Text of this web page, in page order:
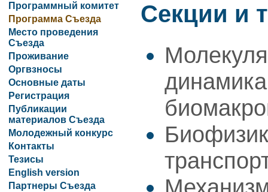
Программный комитет
Программа Съезда
Место проведения
Съезда
Проживание
Оргвзносы
Основные даты
Регистрация
Публикации
материалов Съезда
Молодежный конкурс
Контакты
Тезисы
English version
Партнеры Съезда
Секции и